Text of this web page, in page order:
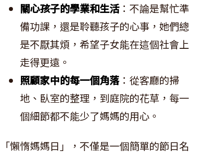
關心孩子的學業和生活 ：不論是幫忙準
備功課，還是聆聽孩子的心事，她們總
是不厭其煩，希望子女能在這個社會上
走得更遠。
照顧家中的每一個角落 ：從客廳的掃
地、臥室的整理，到庭院的花草，每一
個細節都不能少了媽媽的用心。
「懶惰媽媽日」，不僅是一個簡單的節日名